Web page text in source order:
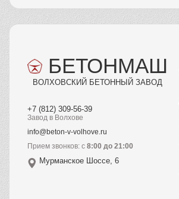
БЕТОНМАШ
ВОЛХОВСКИЙ БЕТОННЫЙ ЗАВОД
+7 (812) 309-56-39
Завод в Волхове
info@beton-v-volhove.ru
Прием звонков: с 8:00 до 21:00
Мурманское Шоссе, 6